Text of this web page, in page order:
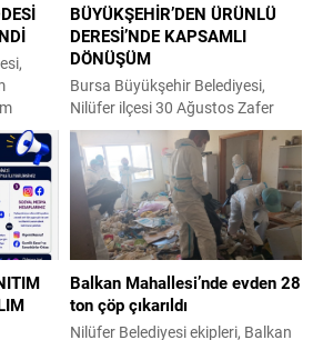
BÜYÜKŞEHİR’DEN ÜRÜNLÜ
DERESİ’NDE KAPSAMLI
DÖNÜŞÜM
Bursa Büyükşehir Belediyesi,
Nilüfer ilçesi 30 Ağustos Zafer
Mahallesi’nde bulunan Ürünlü
Deresi’nde ıslah çalışmasıyla eş
zamanlı olarak yol genişletme ve
çevre düzenlemesi
gerçekleştiriyor. Büyükşehir
Belediyesi, BUSKİ Genel
Müdürlüğü, Ulaşım Dairesi
Başkanlığı ile Park ve Bahçeler
Dairesi Başkanlığı
koordinasyonunda 30 Ağustos
Balkan Mahallesi’nde evden 28
ton çöp çıkarıldı
Nilüfer Belediyesi ekipleri, Balkan